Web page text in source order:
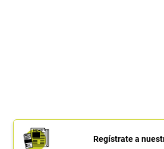
Regístrate a